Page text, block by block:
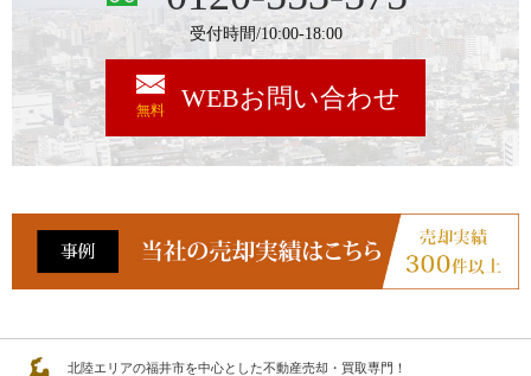
受付時間/10:00-18:00
無料 WEBお問い合わせ
北陸エリアの福井市を中心とした不動産売却・買取専門！